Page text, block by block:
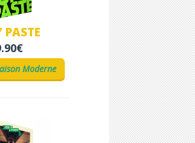
PASTE
Moderne